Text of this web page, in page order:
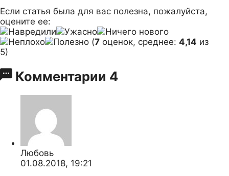
Если статья была для вас полезна, пожалуйста,
оцените ее:
(7 оценок, среднее: 4,14 из
5)
Комментарии 4
Любовь
01.08.2018, 19:21